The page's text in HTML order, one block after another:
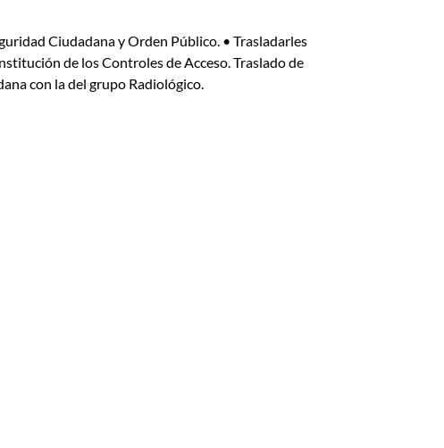
Ciudadana y Orden Público. • Trasladarles
de los Controles de Acceso. Traslado de
con la del grupo Radiológico.